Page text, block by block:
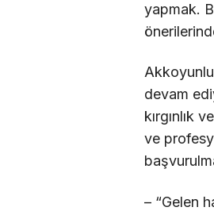
yapmak.
devam
kırgınlık
ve
– “Gelen